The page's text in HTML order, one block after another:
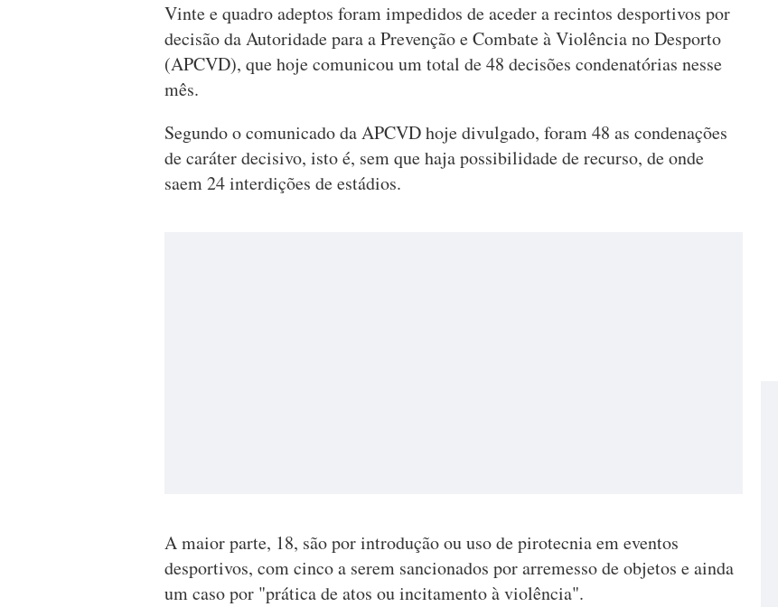
Vinte e quadro adeptos foram impedidos de aceder a recintos desportivos por
decisão da Autoridade para a Prevenção e Combate à Violência no Desporto
(APCVD), que hoje comunicou um total de 48 decisões condenatórias nesse
mês.
Segundo o comunicado da APCVD hoje divulgado, foram 48 as condenações
de caráter decisivo, isto é, sem que haja possibilidade de recurso, de onde
saem 24 interdições de estádios.
A maior parte, 18, são por introdução ou uso de pirotecnia em eventos
desportivos, com cinco a serem sancionados por arremesso de objetos e ainda
um caso por "prática de atos ou incitamento à violência".